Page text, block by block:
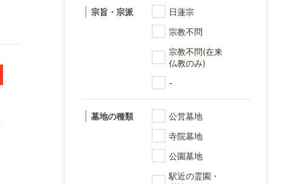
宗旨・宗派
日蓮宗
宗教不問
宗教不問(在来
仏教のみ)
-
墓地の種類
公営墓地
寺院墓地
公園墓地
駅近の霊園・